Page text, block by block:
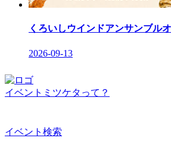
くろいしウインドアンサンブル
2026-09-13
イベントミツケタって？
イベント検索